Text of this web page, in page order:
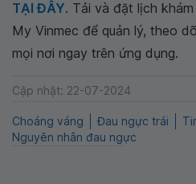
TẠI ĐÂY. Tải và đặt lịch
My Vinmec để quản lý, theo
mọi nơi ngay trên ứng dụng.
Cập nhật: 22-07-2024
Choáng váng Đau ngực trái
Nguyên nhân đau ngực